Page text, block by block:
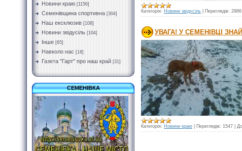
Новини краю [1156]
Семенівщина спортивна [304]
Наш ексклюзив [108]
Новини звідусіль [104]
Інше [65]
Навколо нас [18]
Газета "Гарт" про наш край [31]
СЕМЕНІВКА
Категорія: Новини звідусіль Переглядів: 2986
УВАГА! У СЕМЕНІВЦІ
Категорія: Новини краю Переглядів: 1547